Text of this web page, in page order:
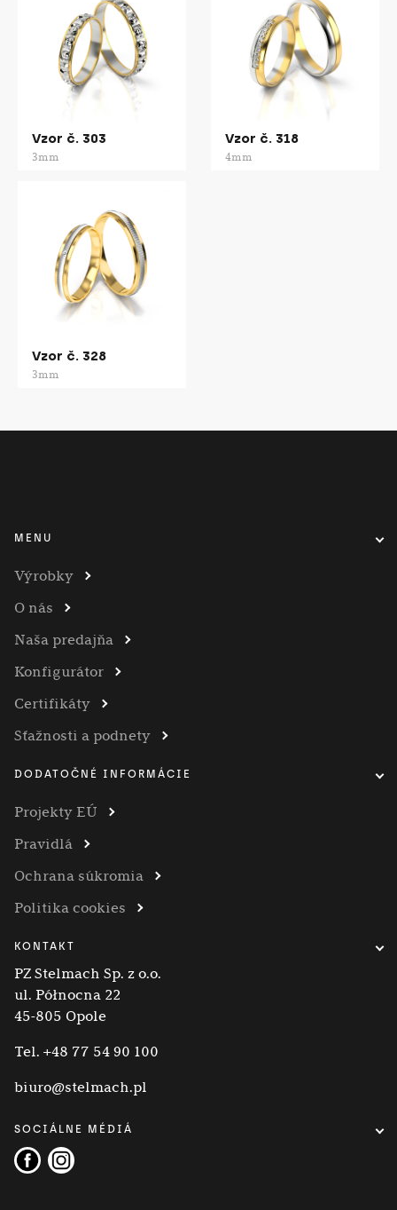
Vzor č. 303
3mm
Vzor č. 318
4mm
Vzor č. 328
3mm
MENU
Výrobky
O nás
Naša predajňa
Konfigurátor
Certifikáty
Sťažnosti a podnety
DODATOČNÉ INFORMÁCIE
Projekty EÚ
Pravidlá
Ochrana súkromia
Politika cookies
KONTAKT
PZ Stelmach Sp. z o.o.
ul. Północna 22
45-805 Opole
Tel. +48 77 54 90 100
biuro@stelmach.pl
SOCIÁLNE MÉDIÁ